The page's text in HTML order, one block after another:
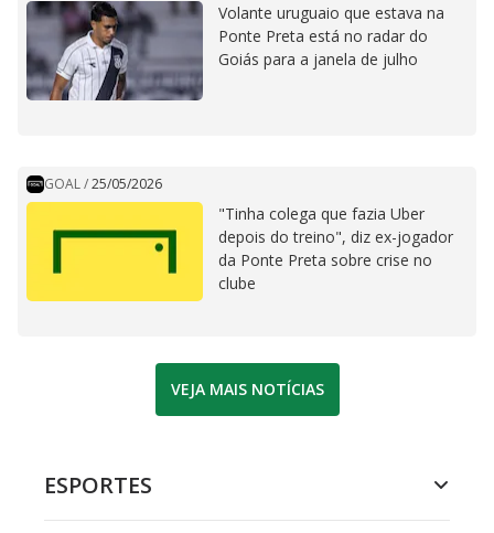
Volante uruguaio que estava na
Ponte Preta está no radar do
Goiás para a janela de julho
GOAL/25/05/2026
"Tinha colega que fazia Uber
depois do treino", diz ex-jogador
da Ponte Preta sobre crise no
clube
VEJA MAIS NOTÍCIAS
ESPORTES